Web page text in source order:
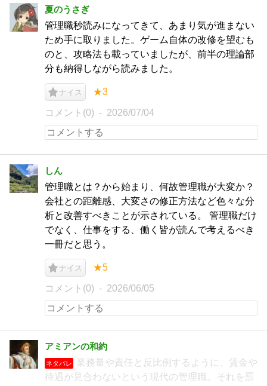
夏のうさぎ
管理職秒読みになってきて、あまり気が進まない
ため手に取りました。ゲーム自体の改修を望むも
のと、攻略法も載っていましたが、前半の理論部
分も納得しながら読みました。
ナイス ★3
コメント(0) 2026/07/04
しん
管理職とは？から始まり、何故管理職が大変か？
会社との距離感、大変さの修正方法など色々な分
析と改善すべきことが示されている。 管理職だけ
でなく、仕事をする、働く皆が読んで考えるべき
一冊だと思う。
ナイス ★5
コメント(0) 2026/06/05
アミアンの和約
ネタバレ
業務量や責任と反比例するように、賃金や
待遇が見合わないという現代の管理職。それを罰